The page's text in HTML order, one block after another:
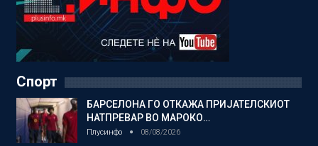
Спорт
БАРСЕЛОНА ГО ОТКАЖА ПРИЈАТЕЛСКИОТ
НАТПРЕВАР ВО МАРОКО…
Плусинфо 08/08/2026